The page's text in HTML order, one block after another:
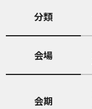
分類
会場
会期